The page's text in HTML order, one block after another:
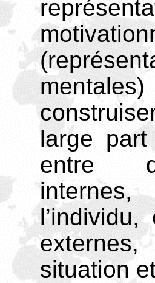
large part
entre
situation